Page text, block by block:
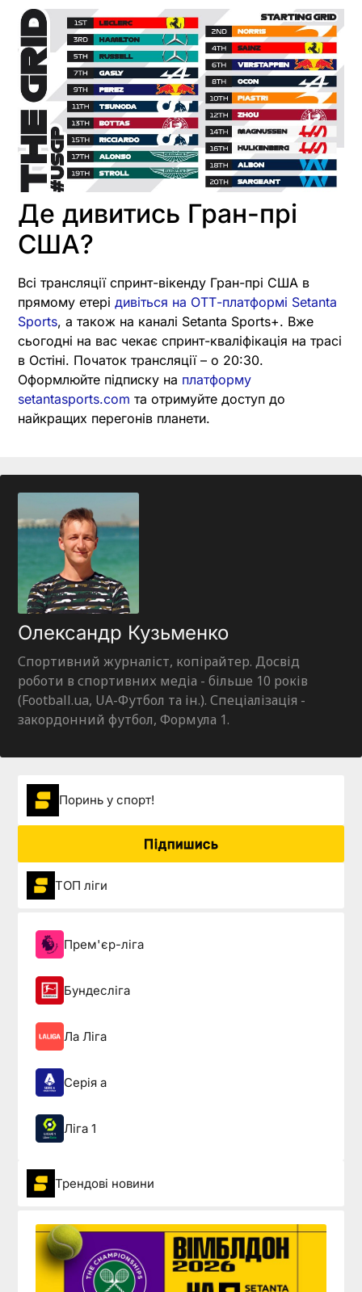
Де дивитись Гран-прі
США?
Всі трансляції спринт-вікенду Гран-прі США в
прямому етері дивіться на ОТТ-платформі Setanta
Sports, а також на каналі Setanta Sports+. Вже
сьогодні на вас чекає спринт-кваліфікація на трасі
в Остіні. Початок трансляції – о 20:30.
Оформлюйте підписку на платформу
setantasports.com та отримуйте доступ до
найкращих перегонів планети.
Олександр Кузьменко
Спортивний журналіст, копірайтер. Досвід
роботи в спортивних медіа - більше 10 років
(Football.ua, UA-Футбол та ін.). Спеціалізація -
закордонний футбол, Формула 1.
Поринь у спорт!
Підпишись
ТОП ліги
Прем'єр-ліга
Бундесліга
Ла Ліга
Серія а
Ліга 1
Трендові новини